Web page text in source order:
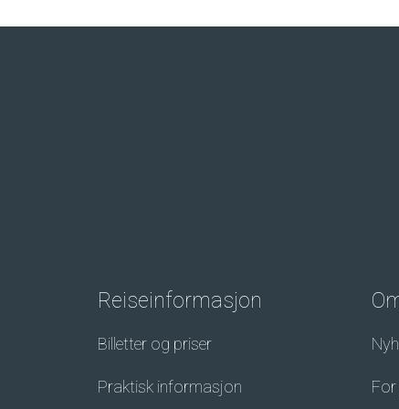
Reiseinformasjon
Billetter og priser
Praktisk informasjon